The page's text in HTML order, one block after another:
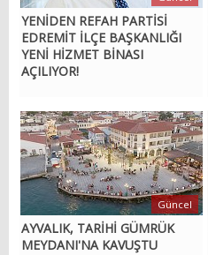
YENİDEN REFAH PARTİSİ
EDREMİT İLÇE BAŞKANLIĞI
YENİ HİZMET BİNASI
AÇILIYOR!
AYVALIK, TARİHİ GÜMRÜK
MEYDANI'NA KAVUŞTU
Güncel